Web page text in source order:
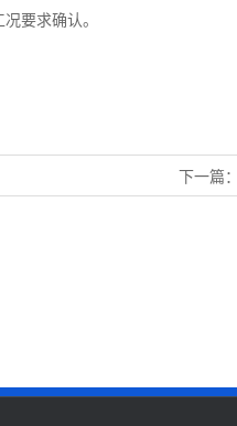
要求确认。
下一篇：